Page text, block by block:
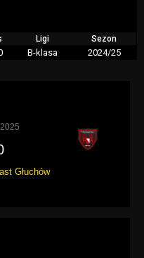
Ligi Sezon
B-klasa 2024/25
Głuchów